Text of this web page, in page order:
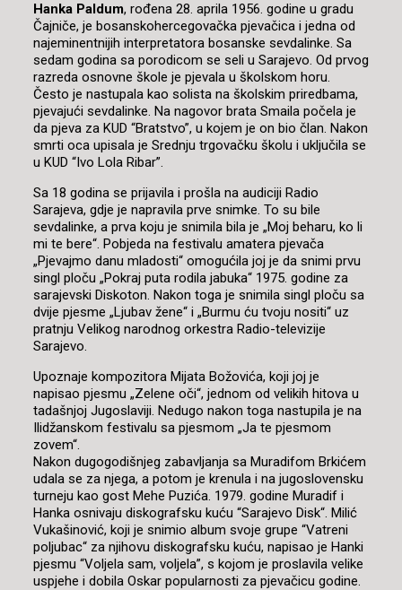
Hanka Paldum, rođena 28. aprila 1956. godine u gradu
Čajniče, je bosanskohercegovačka pjevačica i jedna od
najeminentnijih interpretatora bosanske sevdalinke. Sa
sedam godina sa porodicom se seli u Sarajevo. Od prvog
razreda osnovne škole je pjevala u školskom horu.
Često je nastupala kao solista na školskim priredbama,
pjevajući sevdalinke. Na nagovor brata Smaila počela je
da pjeva za KUD “Bratstvo”, u kojem je on bio član. Nakon
smrti oca upisala je Srednju trgovačku školu i uključila se
u KUD “Ivo Lola Ribar”.
Sa 18 godina se prijavila i prošla na audiciji Radio
Sarajeva, gdje je napravila prve snimke. To su bile
sevdalinke, a prva koju je snimila bila je „Moj beharu, ko li
mi te bere“. Pobjeda na festivalu amatera pjevača
„Pjevajmo danu mladosti“ omogućila joj je da snimi prvu
singl ploču „Pokraj puta rodila jabuka“ 1975. godine za
sarajevski Diskoton. Nakon toga je snimila singl ploču sa
dvije pjesme „Ljubav žene“ i „Burmu ću tvoju nositi“ uz
pratnju Velikog narodnog orkestra Radio-televizije
Sarajevo.
Upoznaje kompozitora Mijata Božovića, koji joj je
napisao pjesmu „Zelene oči“, jednom od velikih hitova u
tadašnjoj Jugoslaviji. Nedugo nakon toga nastupila je na
Ilidžanskom festivalu sa pjesmom „Ja te pjesmom
zovem“.
Nakon dugogodišnjeg zabavljanja sa Muradifom Brkićem
udala se za njega, a potom je krenula i na jugoslovensku
turneju kao gost Mehe Puzića. 1979. godine Muradif i
Hanka osnivaju diskografsku kuću “Sarajevo Disk“. Milić
Vukašinović, koji je snimio album svoje grupe “Vatreni
poljubac“ za njihovu diskografsku kuću, napisao je Hanki
pjesmu “Voljela sam, voljela”, s kojom je proslavila velike
uspjehe i dobila Oskar popularnosti za pjevačicu godine.